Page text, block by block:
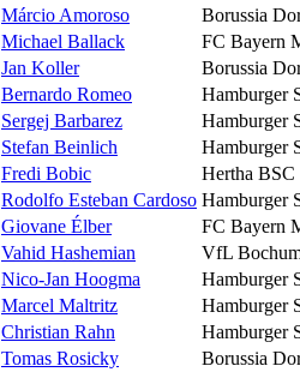
Márcio Amoroso
Borussia
Michael Ballack
FC Bayern
Jan Koller
Borussia
Bernardo Romeo
Hamburger
Sergej Barbarez
Hamburger
Stefan Beinlich
Hamburger
Fredi Bobic
Hertha BSC
Rodolfo Esteban Cardoso Hamburger
Giovane Élber
FC Bayern
Vahid Hashemian
VfL
Nico-Jan Hoogma
Hamburger
Marcel Maltritz
Hamburger
Christian Rahn
Hamburger
Tomas Rosicky
Borussia